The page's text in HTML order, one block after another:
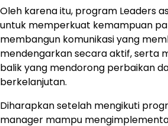
Oleh karena itu, program Leaders
untuk memperkuat kemampuan
membangun komunikasi yang
mendengarkan secara aktif, serta
balik yang mendorong perbaikan
berkelanjutan.
Diharapkan setelah mengikuti
manager mampu